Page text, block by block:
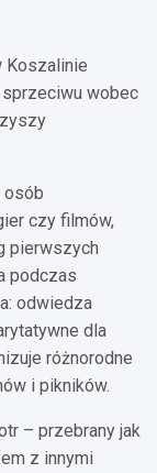
Koszalinie
sprzeciwu wobec
osób
czy filmów,
pierwszych
podczas
odwiedza
dla
różnorodne
i pikników.
– przebrany jak
z innymi